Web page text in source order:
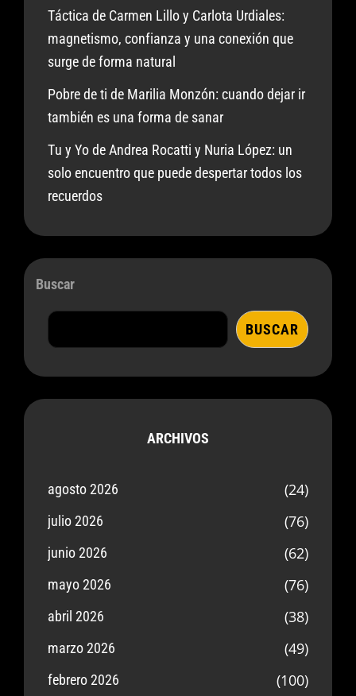
Táctica de Carmen Lillo y Carlota Urdiales:
magnetismo, confianza y una conexión que
surge de forma natural
Pobre de ti de Marilia Monzón: cuando dejar ir
también es una forma de sanar
Tu y Yo de Andrea Rocatti y Nuria López: un
solo encuentro que puede despertar todos los
recuerdos
Buscar
BUSCAR
ARCHIVOS
agosto 2026 (24)
julio 2026 (76)
junio 2026 (62)
mayo 2026 (76)
abril 2026 (38)
marzo 2026 (49)
febrero 2026 (100)